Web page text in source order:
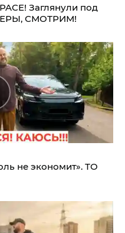
Заглянули под
СМОТРИМ!
не экономит». ТО